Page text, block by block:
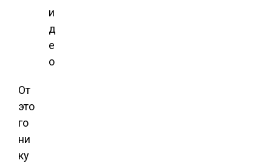
и
д
е
о
От
это
го
ни
ку